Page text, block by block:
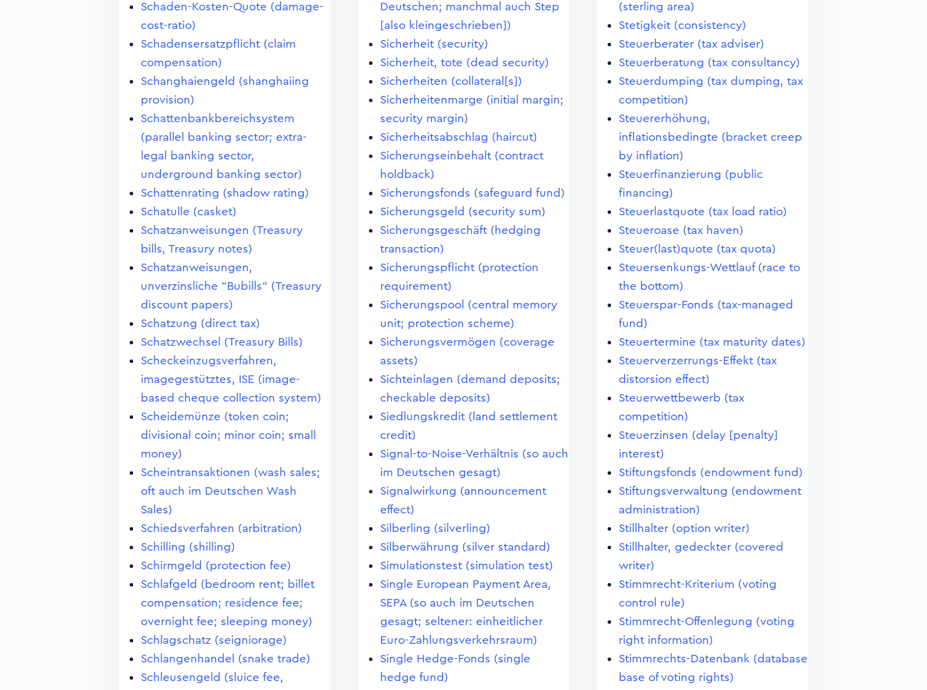
Schaden-Kosten-Quote (damage-
cost-ratio)
Schadensersatzpflicht (claim
compensation)
Schanghaiengeld (shanghaiing
provision)
Schattenbankbereichsystem
(parallel banking sector; extra-
legal banking sector,
underground banking sector)
Schattenrating (shadow rating)
Schatulle (casket)
Schatzanweisungen (Treasury
bills, Treasury notes)
Schatzanweisungen,
unverzinsliche "Bubills" (Treasury
discount papers)
Schatzung (direct tax)
Schatzwechsel (Treasury Bills)
Scheckeinzugsverfahren,
imagegestütztes, ISE (image-
based cheque collection system)
Scheidemünze (token coin;
divisional coin; minor coin; small
money)
Scheintransaktionen (wash sales;
oft auch im Deutschen Wash
Sales)
Schiedsverfahren (arbitration)
Schilling (shilling)
Schirmgeld (protection fee)
Schlafgeld (bedroom rent; billet
compensation; residence fee;
overnight fee; sleeping money)
Schlagschatz (seigniorage)
Schlangenhandel (snake trade)
Schleusengeld (sluice fee,
Deutschen; manchmal auch Step
[also kleingeschrieben])
Sicherheit (security)
Sicherheit, tote (dead security)
Sicherheiten (collateral[s])
Sicherheitenmarge (initial margin;
security margin)
Sicherheitsabschlag (haircut)
Sicherungseinbehalt (contract
holdback)
Sicherungsfonds (safeguard fund)
Sicherungsgeld (security sum)
Sicherungsgeschäft (hedging
transaction)
Sicherungspflicht (protection
requirement)
Sicherungspool (central memory
unit; protection scheme)
Sicherungsvermögen (coverage
assets)
Sichteinlagen (demand deposits;
checkable deposits)
Siedlungskredit (land settlement
credit)
Signal-to-Noise-Verhältnis (so auch
im Deutschen gesagt)
Signalwirkung (announcement
effect)
Silberling (silverling)
Silberwährung (silver standard)
Simulationstest (simulation test)
Single European Payment Area,
SEPA (so auch im Deutschen
gesagt; seltener: einheitlicher
Euro-Zahlungsverkehrsraum)
Single Hedge-Fonds (single
hedge fund)
(sterling area)
Stetigkeit (consistency)
Steuerberater (tax adviser)
Steuerberatung (tax consultancy)
Steuerdumping (tax dumping, tax
competition)
Steuererhöhung,
inflationsbedingte (bracket creep
by inflation)
Steuerfinanzierung (public
financing)
Steuerlastquote (tax load ratio)
Steueroase (tax haven)
Steuer(last)quote (tax quota)
Steuersenkungs-Wettlauf (race to
the bottom)
Steuerspar-Fonds (tax-managed
fund)
Steuertermine (tax maturity dates)
Steuerverzerrungs-Effekt (tax
distorsion effect)
Steuerwettbewerb (tax
competition)
Steuerzinsen (delay [penalty]
interest)
Stiftungsfonds (endowment fund)
Stiftungsverwaltung (endowment
administration)
Stillhalter (option writer)
Stillhalter, gedeckter (covered
writer)
Stimmrecht-Kriterium (voting
control rule)
Stimmrecht-Offenlegung (voting
right information)
Stimmrechts-Datenbank (database
base of voting rights)